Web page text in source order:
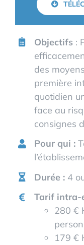
Objectifs :
des
première
quotidien
face au
consignes
Pour qui :
Durée : 4
Tarif intra-
280 €
179 €